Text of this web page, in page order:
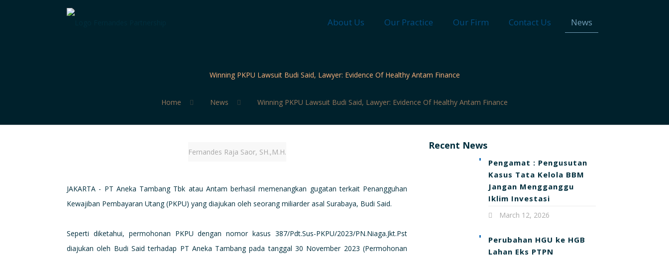
About Us Our Practice Our Firm Contact Us News
Winning PKPU Lawsuit Budi Said, Lawyer: Evidence Of Healthy Antam Finance
Home News Winning PKPU Lawsuit Budi Said, Lawyer: Evidence Of Healthy Antam Finance
Fernandes Raja Saor, SH.,M.H.
JAKARTA - PT Aneka Tambang Tbk atau Antam berhasil memenangkan gugatan terkait Penangguhan
Kewajiban Pembayaran Utang (PKPU) yang diajukan oleh seorang miliarder asal Surabaya, Budi Said.
Seperti diketahui, permohonan PKPU dengan nomor kasus 387/Pdt.Sus-PKPU/2023/PN.Niaga.Jkt.Pst
diajukan oleh Budi Said terhadap PT Aneka Tambang pada tanggal 30 November 2023 (Permohonan
Recent News
Pengamat : Pengusutan
Kasus Tata Kelola BBM
Jangan Mengganggu
Iklim Investasi
March 12, 2026
Perubahan HGU ke HGB
Lahan Eks PTPN